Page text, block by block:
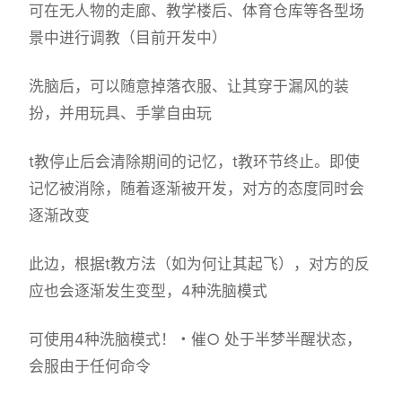
可在无人物的走廊、教学楼后、体育仓库等各型场
景中进行调教（目前开发中）
洗脑后，可以随意掉落衣服、让其穿于漏风的装
扮，并用玩具、手掌自由玩
t教停止后会清除期间的记忆，t教环节终止。即使
记忆被消除，随着逐渐被开发，对方的态度同时会
逐渐改变
此边，根据t教方法（如为何让其起飞），对方的反
应也会逐渐发生变型，4种洗脑模式
可使用4种洗脑模式！・催○ 处于半梦半醒状态，
会服由于任何命令